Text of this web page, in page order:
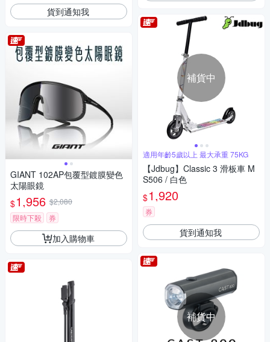
貨到通知我
GIANT 102AP包覆型鍍膜變色
太陽眼鏡
$1,956 $2,080
限時下殺
券
加入購物車
補貨中
適用年齡5歲以上 最大承重 75KG
【Jdbug】Classic 3 滑板車 M
S506 / 白色
$1,920
券
貨到通知我
補貨中